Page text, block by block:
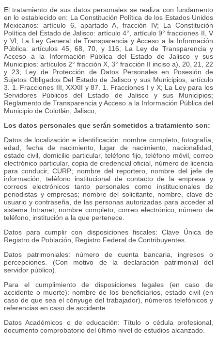
El tratamiento de sus datos personales se realiza con fundamento
en lo establecido en: La Constitución Política de los Estados Unidos
Mexicanos: artículo 6, apartado A, fracción IV; La Constitución
Política del Estado de Jalisco: artículo 4°, artículo 9° fracciones II, V
y VI; La Ley General de Transparencia y Acceso a la Información
Pública: artículos 45, 68, 70, y 116; La Ley de Transparencia y
Acceso a la Información Pública del Estado de Jalisco y sus
Municipios: artículos 2° fracción X, 3° fracción II inciso a), 20, 21, 22
y 23; Ley de Protección de Datos Personales en Posesión de
Sujetos Obligados Del Estado de Jalisco y sus Municipios, artículo
3. 1. Fracciones III, XXXII y 87. 1. Fracciones I y X; La Ley para los
Servidores Públicos del Estado de Jalisco y sus Municipios;
Reglamento de Transparencia y Acceso a la Información Pública del
Municipio de Colotlán, Jalisco;
Los datos personales que serán sometidos a tratamiento son:
Datos de localización e identificación: nombre completo, fotografía,
edad, fecha de nacimiento, lugar de nacimiento, nacionalidad,
estado civil, domicilio particular, teléfono fijo, teléfono móvil, correo
electrónico particular, copia de credencial oficial, número de licencia
para conducir, CURP; nombre del reportero, nombre del jefe de
información, teléfono institucional de contacto de la empresa y
correos electrónicos tanto personales como institucionales de
periodistas y empresas; nombre del solicitante, nombre, clave de
usuario y contraseña, de las personas autorizadas para acceder al
sistema Intranet; nombre completo, correo electrónico, número de
teléfono, institución a la que pertenece.
Datos para cumplir con disposiciones fiscales: Clave Única de
Registro de Población, Registro Federal de Contribuyentes.
Datos patrimoniales: número de cuenta bancaria, ingresos o
percepciones. (Con motivo de la declaración patrimonial del
servidor público).
Para el cumplimiento de disposiciones legales (en caso de
accidente o muerte): nombre de los beneficiarios, estado civil (en
caso de que sea el cónyuge del trabajador), números telefónicos y
referencias en caso de accidente.
Datos Académicos o de educación: Título o cédula profesional,
documento comprobatorio del último nivel de estudios alcanzado.